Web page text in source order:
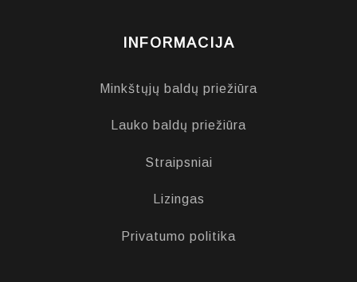
INFORMACIJA
Minkštųjų baldų priežiūra
Lauko baldų priežiūra
Straipsniai
Lizingas
Privatumo politika